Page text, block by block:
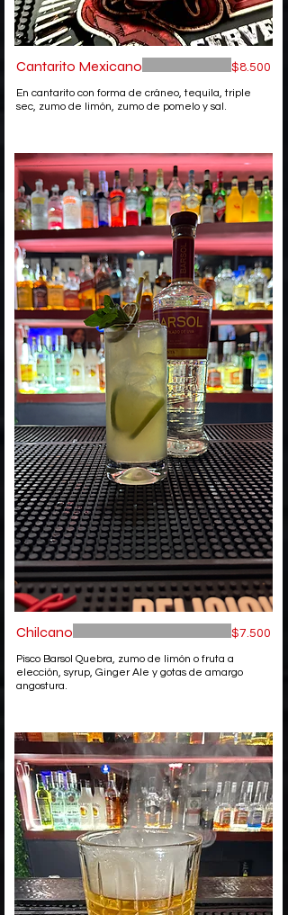
Cantarito Mexicano
En cantarito con forma de cráneo, tequila, triple
sec, zumo de limón, zumo de pomelo y sal.
$8.500
Chilcano
Pisco Barsol Quebra, zumo de limón o fruta a
elección, syrup, Ginger Ale y gotas de amargo
angostura.
$7.500